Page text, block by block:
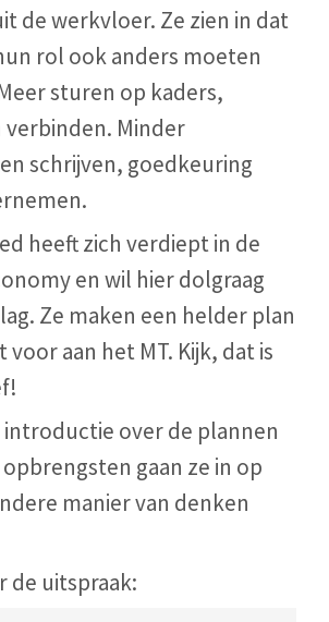
de werkvloer. Ze zien in dat
rol ook anders moeten
sturen op kaders,
verbinden. Minder
schrijven, goedkeuring
heeft zich verdiept in de
en wil hier dolgraag
Ze maken een helder plan
voor aan het MT. Kijk, dat is
introductie over de plannen
gaan ze in op
manier van denken
de uitspraak: